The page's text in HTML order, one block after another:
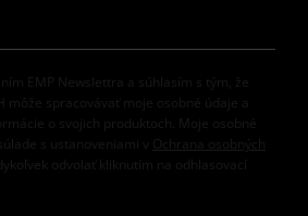
EMP Newslettra a súhlasím s tým, že
môže spracovávať moje osobné údaje a
o svojich produktoch. Moje osobné
s ustanoveniami v
Ochrana osobných
odvolať kliknutím na odhlasovací